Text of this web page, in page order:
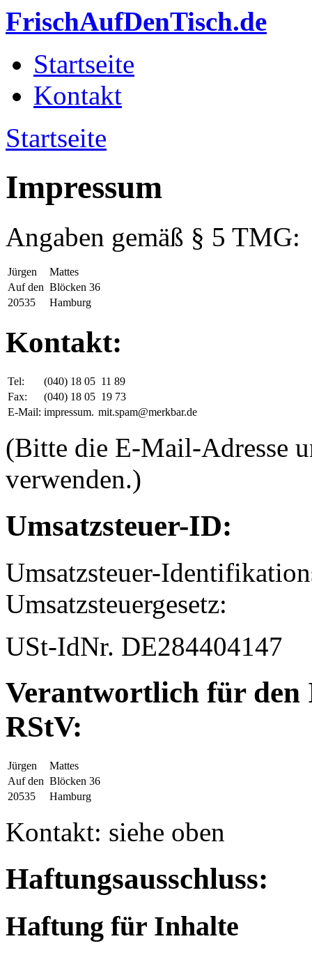
Direkt zum Inhalt
FrischAufDenTisch.de
Hauptmenü
Startseite
Kontakt
Sie sind hier
Startseite
Impressum
Angaben gemäß § 5 TMG:
Jürgen
Mattes
Auf den Blöcken 36
20535
Hamburg
Kontakt:
Tel: (040) 18 05 11 89
Fax:
(040) 18 05 19 73
E-Mail: impressum. mit.spam@merkbar.de
(Bitte die E-Mail-Adresse
verwenden.)
Umsatzsteuer-ID:
Umsatzsteuer-
Umsatzsteuergesetz:
USt-IdNr. DE284404147
Verantwortlich für den
RStV:
Jürgen
Mattes
Auf den Blöcken 36
20535
Hamburg
Kontakt: siehe oben
Haftungsausschluss:
Haftung für Inhalte